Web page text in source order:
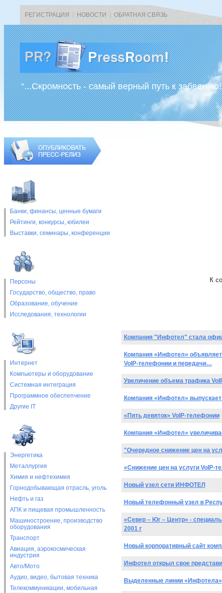
РЕГИСТРАЦИЯ НОВОСТИ ОБРАТНАЯ СВЯЗЬ
“...Скромность - самый верный путь к
Банки, финансы, ценные бумаги
Рейтинги, конкурсы, юбилеи
Выставки, cеминары, конференции
Персоны
Государство, общество, право
Образование, обучение
Исследования, технологии
Интернет
Компьютеры и оборудование
Системная интеграция
Программное обеспепчение
Другие IT
Энергетика
Металлургия
Химия и нефтехимия
Горнодобывающая отрасль, уголь
Нефть и газ
АПК и пищевая промышленность
Машиностроение, производство
оборудования
Транспорт
Авиация, аэрокосмическая
индустрия
Авто/Мото
Аудио, видео, бытовая техника
Телекоммуникации, мобильная
К
Компания "Инфотел" стала
Компания «Инфотел»
VoIP-телефонии и передачи…
Увеличение объема трафика
Компания «Инфотел»
«Пять девяток» VoIP-телефонии
Компания «Инфотел»
"Очередное снижение цен на
«Снижение цен на услуги VoIP-
Новый узел сети ИНФОТЕЛ
Новый телефонный узел в
«Север – Юг – Центр» -
2001 г
Новый корпоративный сайт
Инфотел открыл свое
Выделенные линии «Инфотела»